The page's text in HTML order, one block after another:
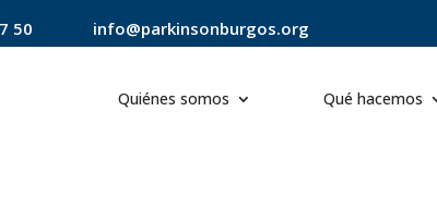
50 info@parkinsonburgos.org
Quiénes somos Qué hacemos